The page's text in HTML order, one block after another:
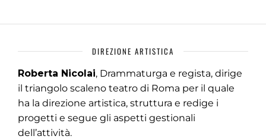
DIREZIONE ARTISTICA
Roberta Nicolai, Drammaturga e regista, dirige
il triangolo scaleno teatro di Roma per il quale
ha la direzione artistica, struttura e redige i
progetti e segue gli aspetti gestionali
dell’attività.